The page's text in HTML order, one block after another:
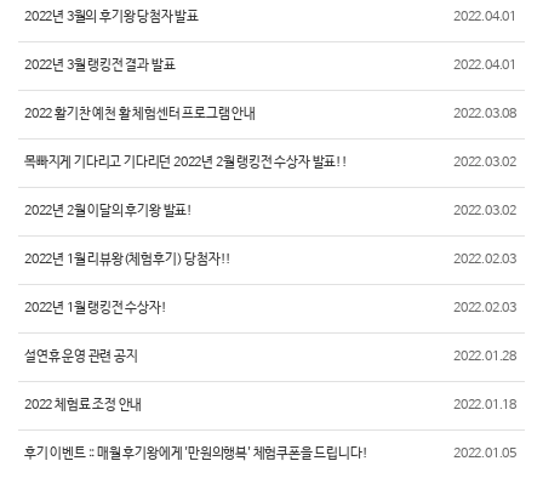
2022년 3월의 후기왕 당첨자 발표 2022.04.01
2022년 3월 랭킹전 결과 발표 2022.04.01
2022 활기찬 예천 활 체험센터 프로그램 안내 2022.03.08
목빠지게 기다리고 기다리던 2022년 2월 랭킹전 수상자 발표!! 2022.03.02
2022년 2월 이달의 후기왕 발표! 2022.03.02
2022년 1월 리뷰왕(체험후기) 당첨자!! 2022.02.03
2022년 1월 랭킹전 수상자! 2022.02.03
설연휴 운영 관련 공지 2022.01.28
2022 체험료 조정 안내 2022.01.18
후기 이벤트 :: 매월 후기왕에게 '만원의행복' 체험쿠폰을 드립니다! 2022.01.05